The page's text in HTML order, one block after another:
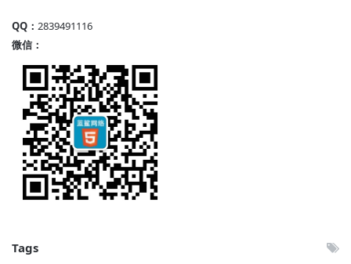
QQ： 2839491116
微信：
Tags